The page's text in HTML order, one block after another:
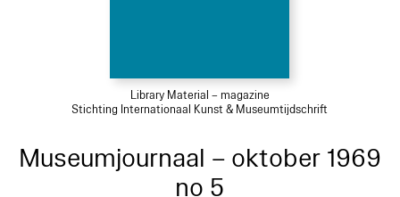
Library Material – magazine
Stichting Internationaal Kunst & Museumtijdschrift
Museumjournaal – oktober 1969
no 5